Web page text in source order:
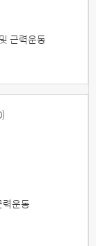
근력운동
운동